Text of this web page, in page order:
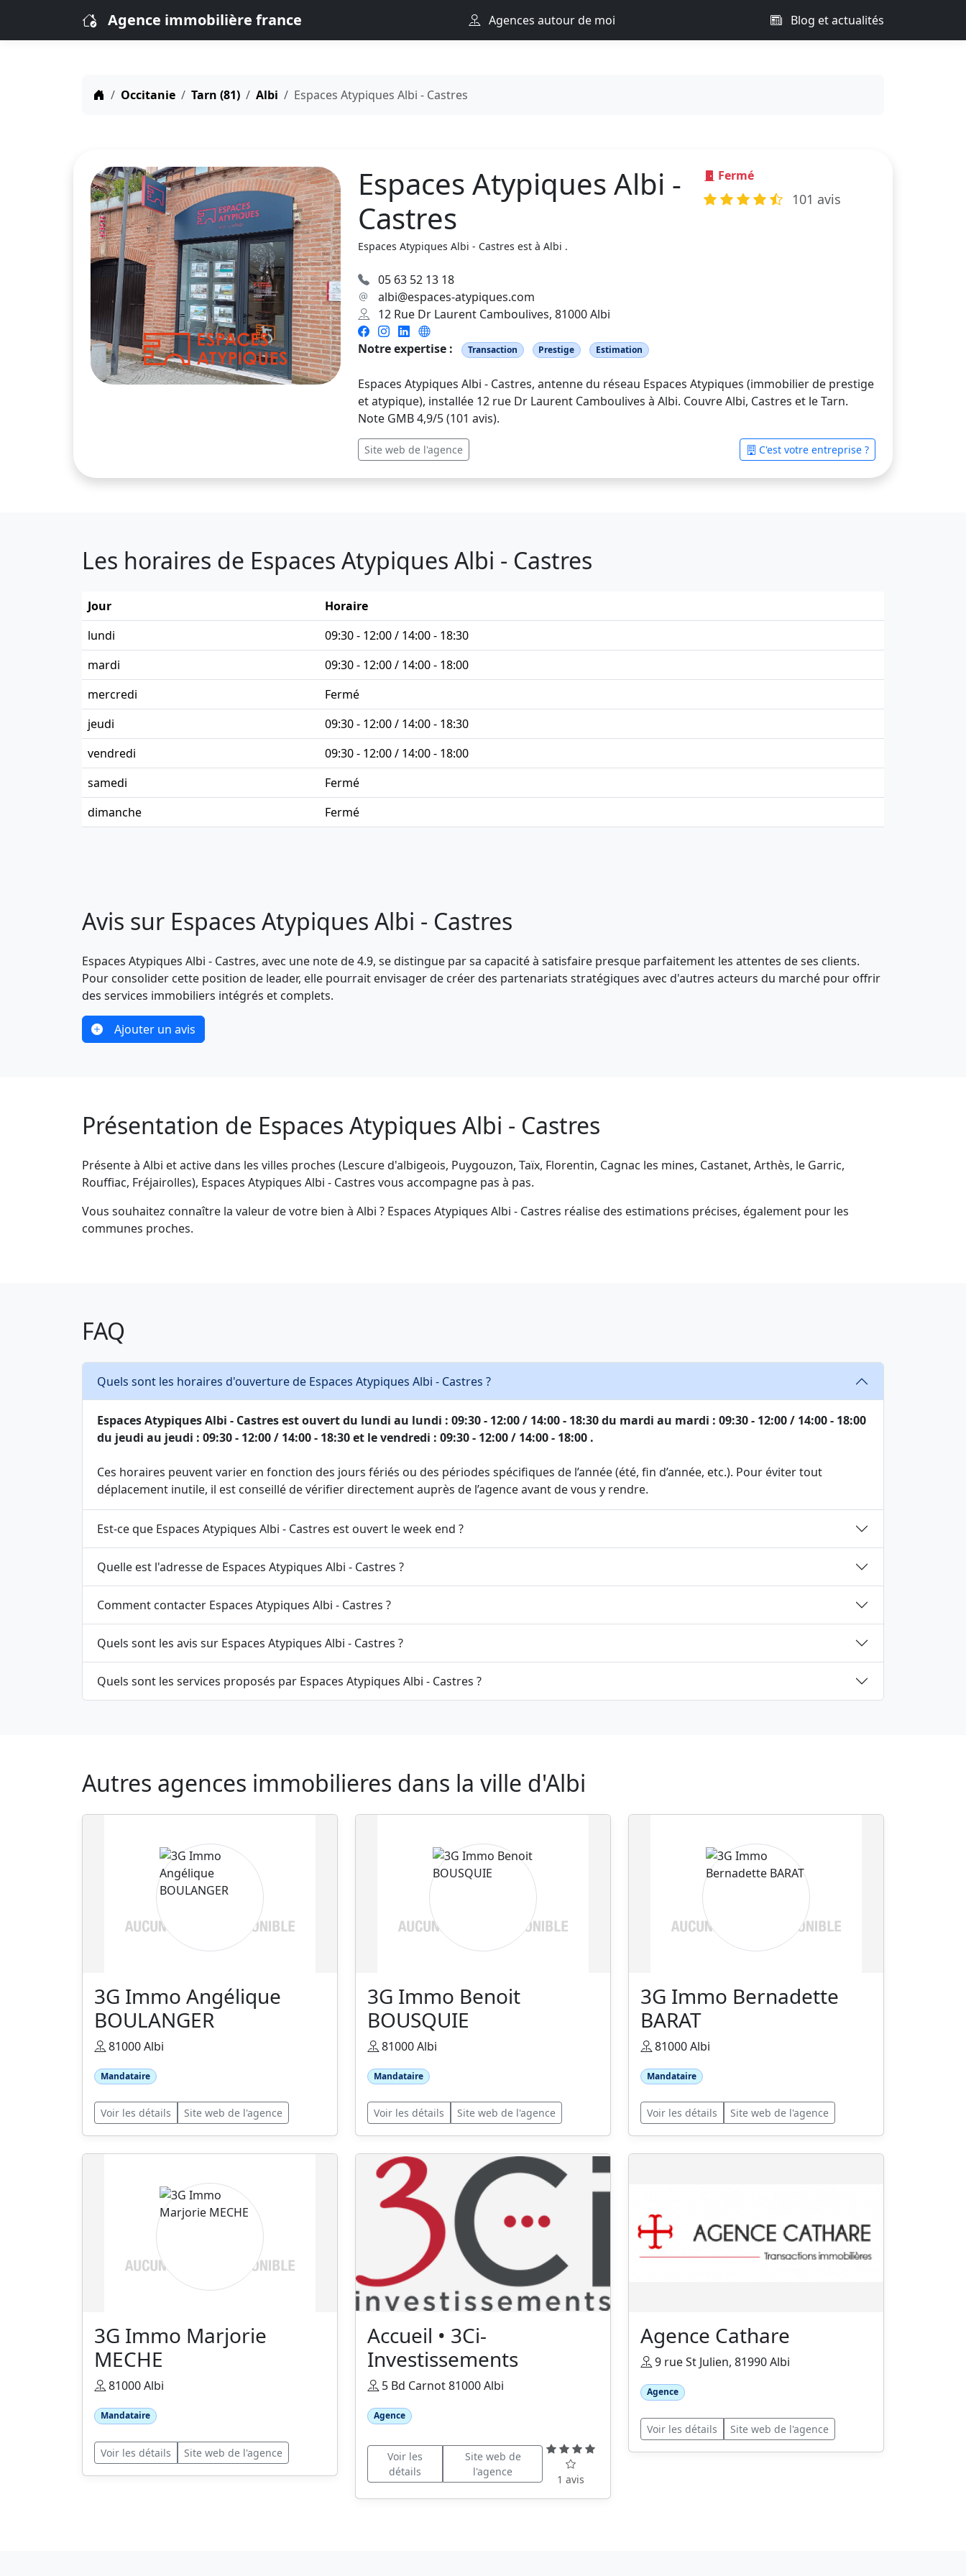
Agence immobilière france Agences autour de moi Blog et actualités
Occitanie Tarn (81) Albi Espaces Atypiques Albi - Castres
Fermé
101 avis
Espaces Atypiques Albi -
Castres
Espaces Atypiques Albi - Castres est à Albi .
05 63 52 13 18
albi@espaces-atypiques.com
12 Rue Dr Laurent Camboulives, 81000 Albi
Notre expertise : Transaction Prestige Estimation
Espaces Atypiques Albi - Castres, antenne du réseau Espaces Atypiques (immobilier de prestige
et atypique), installée 12 rue Dr Laurent Camboulives à Albi. Couvre Albi, Castres et le Tarn.
Note GMB 4,9/5 (101 avis).
Site web de l'agence C'est votre entreprise ?
Les horaires de Espaces Atypiques Albi - Castres
Jour
Horaire
lundi
09:30 - 12:00 / 14:00 - 18:30
mardi
09:30 - 12:00 / 14:00 - 18:00
mercredi
Fermé
jeudi
09:30 - 12:00 / 14:00 - 18:30
vendredi
09:30 - 12:00 / 14:00 - 18:00
samedi
Fermé
dimanche
Fermé
Avis sur Espaces Atypiques Albi - Castres
Espaces Atypiques Albi - Castres, avec une note de 4.9, se distingue par sa capacité à satisfaire presque parfaitement les attentes de ses clients.
Pour consolider cette position de leader, elle pourrait envisager de créer des partenariats stratégiques avec d'autres acteurs du marché pour offrir
des services immobiliers intégrés et complets.
Ajouter un avis
Présentation de Espaces Atypiques Albi - Castres
Présente à Albi et active dans les villes proches (Lescure d'albigeois, Puygouzon, Taïx, Florentin, Cagnac les mines, Castanet, Arthès, le Garric,
Rouffiac, Fréjairolles), Espaces Atypiques Albi - Castres vous accompagne pas à pas.
Vous souhaitez connaître la valeur de votre bien à Albi ? Espaces Atypiques Albi - Castres réalise des estimations précises, également pour les
communes proches.
FAQ
Quels sont les horaires d'ouverture de Espaces Atypiques Albi - Castres ?
Espaces Atypiques Albi - Castres est ouvert du lundi au lundi : 09:30 - 12:00 / 14:00 - 18:30 du mardi au mardi : 09:30 - 12:00 / 14:00 - 18:00
du jeudi au jeudi : 09:30 - 12:00 / 14:00 - 18:30 et le vendredi : 09:30 - 12:00 / 14:00 - 18:00 .
Ces horaires peuvent varier en fonction des jours fériés ou des périodes spécifiques de l’année (été, fin d’année, etc.). Pour éviter tout
déplacement inutile, il est conseillé de vérifier directement auprès de l’agence avant de vous y rendre.
Est-ce que Espaces Atypiques Albi - Castres est ouvert le week end ?
Quelle est l'adresse de Espaces Atypiques Albi - Castres ?
Comment contacter Espaces Atypiques Albi - Castres ?
Quels sont les avis sur Espaces Atypiques Albi - Castres ?
Quels sont les services proposés par Espaces Atypiques Albi - Castres ?
Autres agences immobilieres dans la ville d'Albi
3G Immo Angélique
BOULANGER
81000 Albi
Mandataire
Voir les détails Site web de l'agence
3G Immo Benoit
BOUSQUIE
81000 Albi
Mandataire
Voir les détails Site web de l'agence
3G Immo Bernadette
BARAT
81000 Albi
Mandataire
Voir les détails Site web de l'agence
3G Immo Marjorie
MECHE
81000 Albi
Mandataire
Voir les détails Site web de l'agence
Accueil • 3Ci-
Investissements
5 Bd Carnot 81000 Albi
Agence
Voir les
détails
Site web de
l'agence
1 avis
Agence Cathare
9 rue St Julien, 81990 Albi
Agence
Voir les détails Site web de l'agence